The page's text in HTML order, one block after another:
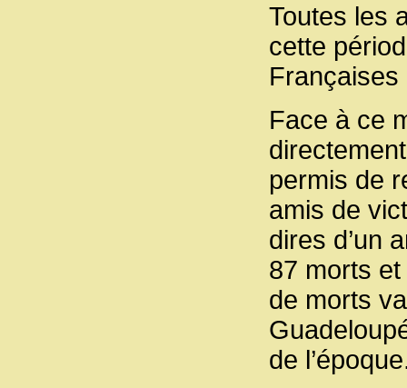
Toutes les
cette
Françaises
Face à ce
permis de
amis de
dires d’un
87 morts
de morts
de